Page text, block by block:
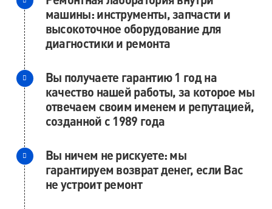
машины: инструменты, запчасти и
высокоточное оборудование для
диагностики и ремонта
Вы получаете гарантию 1 год на
качество нашей работы, за которое мы
отвечаем своим именем и репутацией,
созданной с 1989 года
Вы ничем не рискуете: мы
гарантируем возврат денег, если Вас
не устроит ремонт